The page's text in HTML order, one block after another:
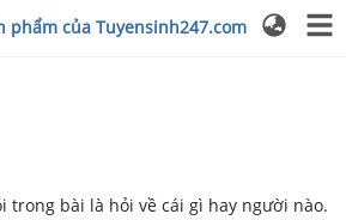
phẩm của Tuyensinh247.com
trong bài là hỏi về cái gì hay người nào.